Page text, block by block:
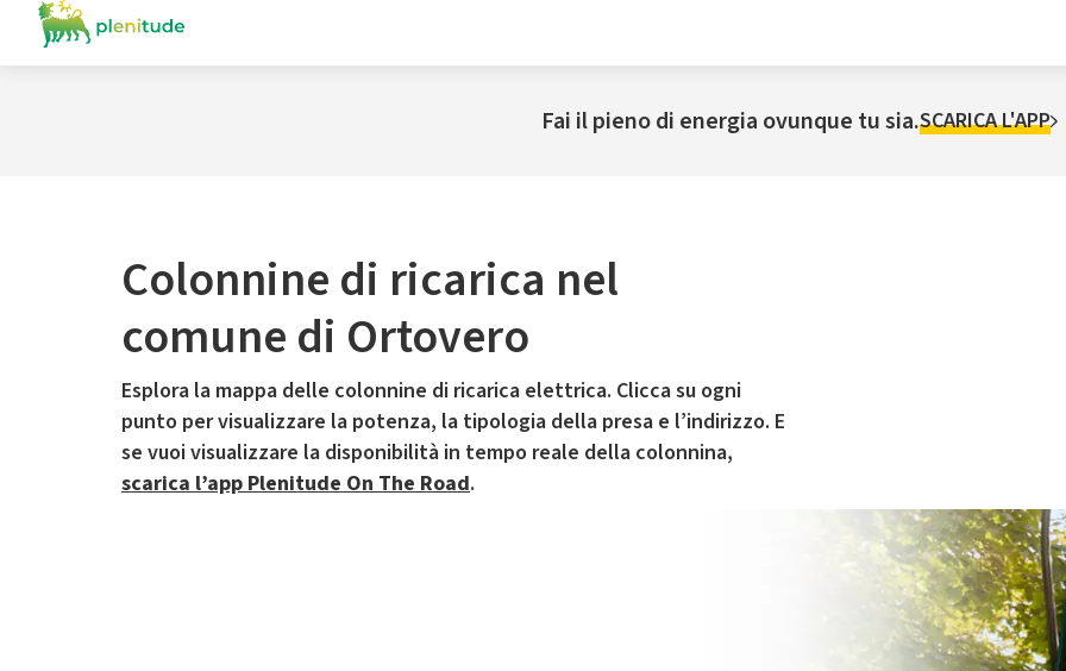
Fai il pieno di energia ovunque tu sia.SCARICA L'APP
Colonnine di ricarica nel
comune di Ortovero
Esplora la mappa delle colonnine di ricarica elettrica. Clicca su ogni
punto per visualizzare la potenza, la tipologia della presa e l’indirizzo. E
se vuoi visualizzare la disponibilità in tempo reale della colonnina,
scarica l’app Plenitude On The Road.